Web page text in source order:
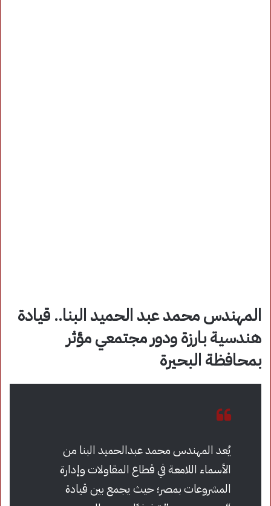
المهندس محمد عبد الحميد البنا.. قيادة
هندسية بارزة ودور مجتمعي مؤثر
بمحافظة البحيرة
يُعد المهندس محمد عبدالحميد البنا من
الأسماء اللامعة في قطاع المقاولات وإدارة
المشروعات بمصر؛ حيث يجمع بين قيادة